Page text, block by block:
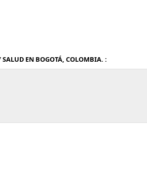
SALUD EN BOGOTÁ, COLOMBIA. :